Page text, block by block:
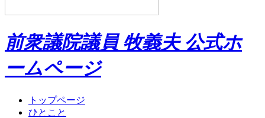
前衆議院議員 牧義夫 公式ホ
ームページ
トップページ
ひとこと